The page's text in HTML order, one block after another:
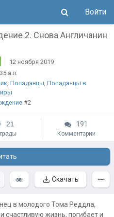
Войти
2. Снова Англичанин
12 ноября 2019
а.л.
, Попаданцы, Попаданцы в
#2
21 191
Комментарии
Скачать
в молодого Тома Реддла,
счастливую жизнь, погибает и